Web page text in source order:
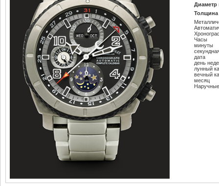
Диаметр
Часы
минуты
дата
день
лунный
вечный
месяц